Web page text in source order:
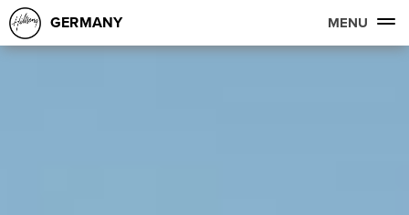
GERMANY MENU